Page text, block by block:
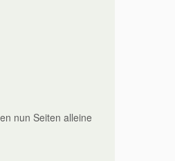
nun Seiten alleine